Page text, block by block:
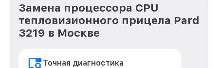
Замена процессора CPU
тепловизионного прицела Pard
3219 в Москве
Точная диагностика